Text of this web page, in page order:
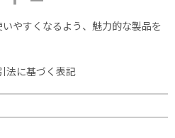
やすくなるよう、魅力的な製品を
法に基づく表記